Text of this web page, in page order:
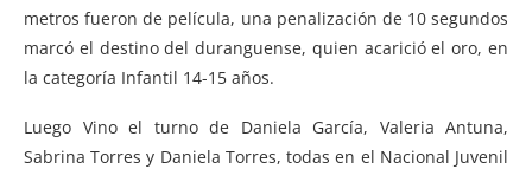
metros fueron de película, una penalización de 10 segundos
marcó el destino del duranguense, quien acarició el oro, en
la categoría Infantil 14-15 años.
Luego Vino el turno de Daniela García, Valeria Antuna,
Sabrina Torres y Daniela Torres, todas en el Nacional Juvenil